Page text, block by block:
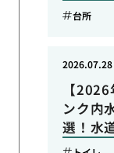
台所
【
ンク内
選！水
2026.07.28